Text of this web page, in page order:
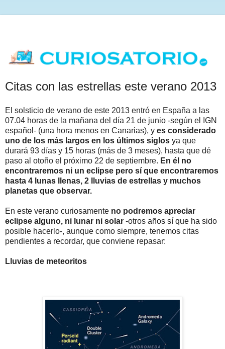
Citas con las estrellas este verano 2013
El solsticio de verano de este 2013 entró en España a las
07.04 horas de la mañana del día 21 de junio -según el IGN
español- (una hora menos en Canarias), y es considerado
uno de los más largos en los últimos siglos ya que
durará 93 días y 15 horas (más de 3 meses), hasta que dé
paso al otoño el próximo 22 de septiembre. En él no
encontraremos ni un eclipse pero sí que encontraremos
hasta 4 lunas llenas, 2 lluvias de estrellas y muchos
planetas que observar.
En este verano curiosamente no podremos apreciar
eclipse alguno, ni lunar ni solar -otros años sí que ha sido
posible hacerlo-, aunque como siempre, tenemos citas
pendientes a recordar, que conviene repasar:
Lluvias de meteoritos